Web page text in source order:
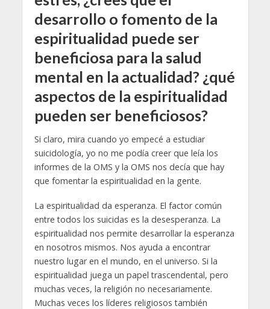
desarrollo o fomento de la
espiritualidad puede ser
beneficiosa para la salud
mental en la actualidad? ¿qué
aspectos de la espiritualidad
pueden ser beneficiosos?
Si claro, mira cuando yo empecé a estudiar
suicidología, yo no me podía creer que leía los
informes de la OMS y la OMS nos decía que hay
que fomentar la espiritualidad en la gente.
La espiritualidad da esperanza. El factor común
entre todos los suicidas es la desesperanza. La
espiritualidad nos permite desarrollar la esperanza
en nosotros mismos. Nos ayuda a encontrar
nuestro lugar en el mundo, en el universo. Si la
espiritualidad juega un papel trascendental, pero
muchas veces, la religión no necesariamente.
Muchas veces los líderes religiosos también